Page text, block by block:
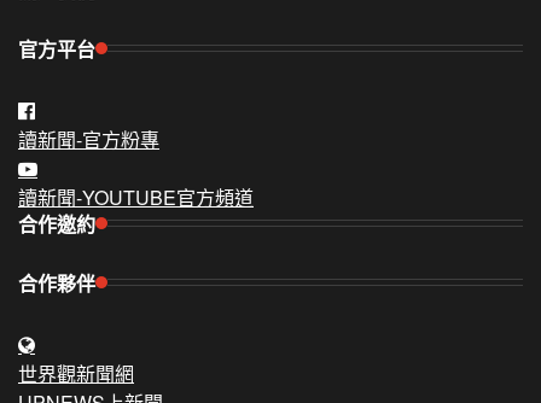
官方平台
讀新聞-官方粉專
讀新聞-YOUTUBE官方頻道
合作邀約
合作夥伴
世界觀新聞網